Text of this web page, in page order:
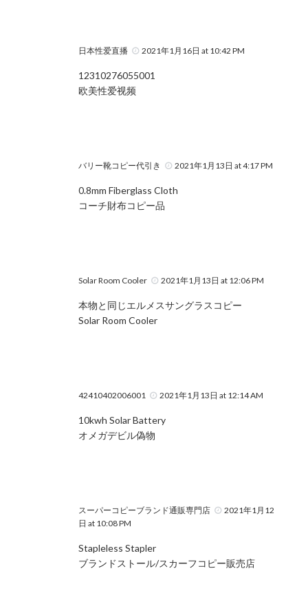
日本性爱直播 2021年1月16日 at 10:42 PM
12310276055001
欧美性爱视频
バリー靴コピー代引き 2021年1月13日 at 4:17 PM
0.8mm Fiberglass Cloth
コーチ財布コピー品
Solar Room Cooler 2021年1月13日 at 12:06 PM
本物と同じエルメスサングラスコピー
Solar Room Cooler
42410402006001 2021年1月13日 at 12:14 AM
10kwh Solar Battery
オメガデビル偽物
スーパーコピーブランド通販専門店
2021年1月12
日 at 10:08 PM
Stapleless Stapler
ブランドストール/スカーフコピー販売店